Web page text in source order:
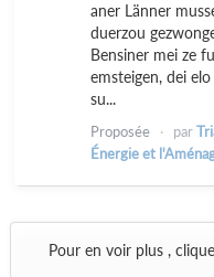
aner Länner
duerzou
Bensiner mei ze
emsteigen, dei
su...
Proposée par
Énergie et
Pour en voir plus ,